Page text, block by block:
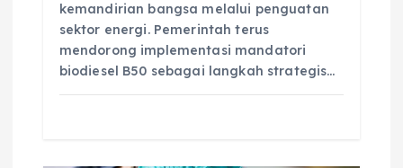
kemandirian bangsa melalui penguatan
sektor energi. Pemerintah terus
mendorong implementasi mandatori
biodiesel B50 sebagai langkah strategis…